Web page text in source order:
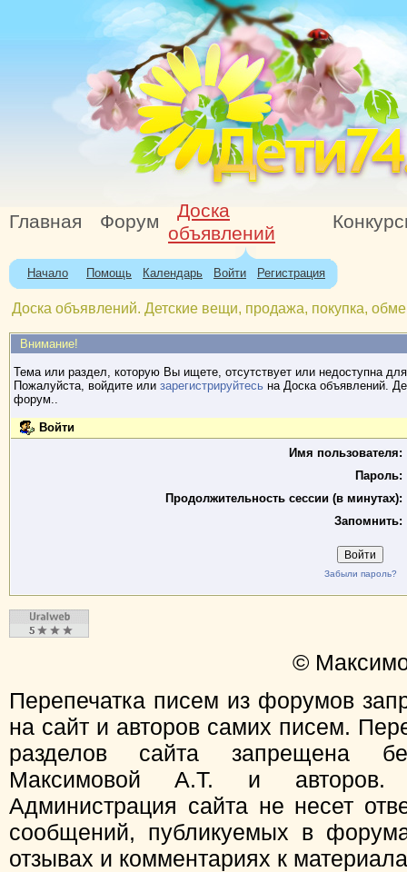
Главная Форум
Доска
объявлений
Начало Помощь Календарь Войти Регистрация
Доска объявлений. Детские вещи, продажа, покупка,
Внимание!
Тема или раздел, которую Вы ищете, отсутствует или недоступна
Пожалуйста, войдите или зарегистрируйтесьна Доска объявлений.
форум..
Войти
Имя пользователя:
Пароль:
Продолжительность сессии (в минутах):
Запомнить:
Забыли пароль?
©
Перепечатка писем из форумов
на сайт и авторов самих писем.
разделов сайта запрещена
Максимовой А.Т. и
Администрация сайта не несет
сообщений, публикуемых в
отзывах и комментариях к